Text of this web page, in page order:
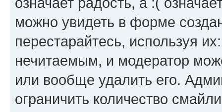
можно увидеть в форме
перестарайтесь, используя
нечитаемым, и модератор
или вообще удалить его.
ограничить количество